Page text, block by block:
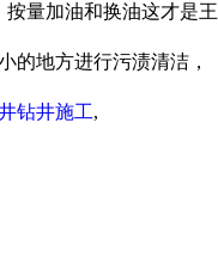
量加油和换油这才是王
地方进行污渍清洁，
钻井施工,